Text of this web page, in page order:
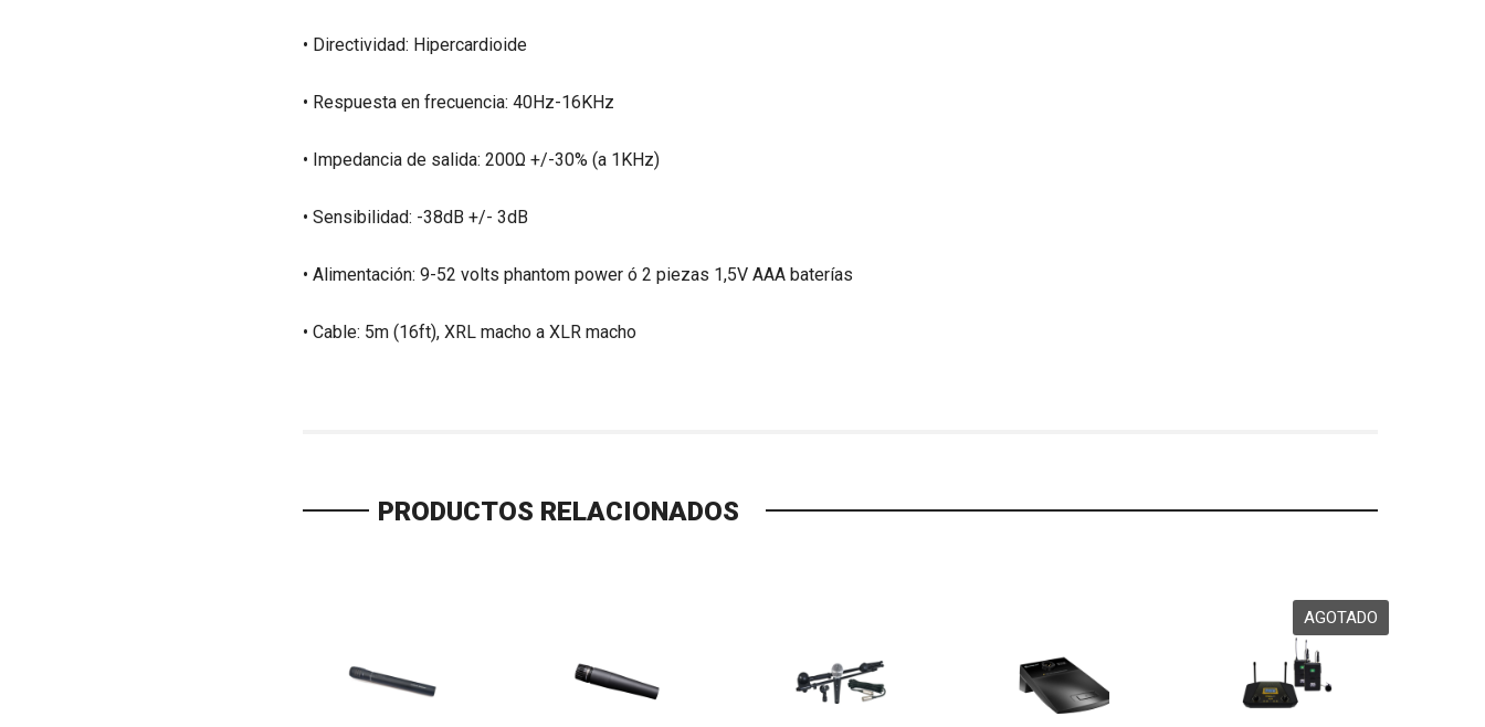
• Directividad: Hipercardioide
• Respuesta en frecuencia: 40Hz-16KHz
• Impedancia de salida: 200Ω +/-30% (a 1KHz)
• Sensibilidad: -38dB +/- 3dB
• Alimentación: 9-52 volts phantom power ó 2 piezas 1,5V AAA baterías
• Cable: 5m (16ft), XRL macho a XLR macho
PRODUCTOS RELACIONADOS